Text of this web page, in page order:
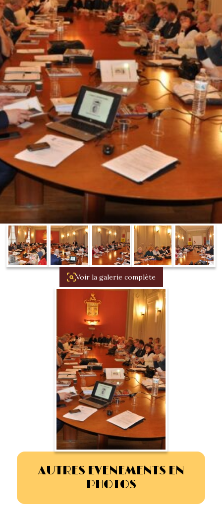
Notre local
La Boutique
Les pièces
L’assurance
Liens
La Revue
Les salons
La traction
La Traction des
membres
Bibliographie
Présentation 7
Présentation 11
Présentation 15 six
1934/1941
Evolution 11 –
1945/1952
Evolution 11 –
1952/1957
La 15/6 G –
1938/1947
La 15/6 D –
1947/1955
La 15/6 H –
1954/1956
Voir la galerie complète
AUTRES EVENEMENTS EN
PHOTOS